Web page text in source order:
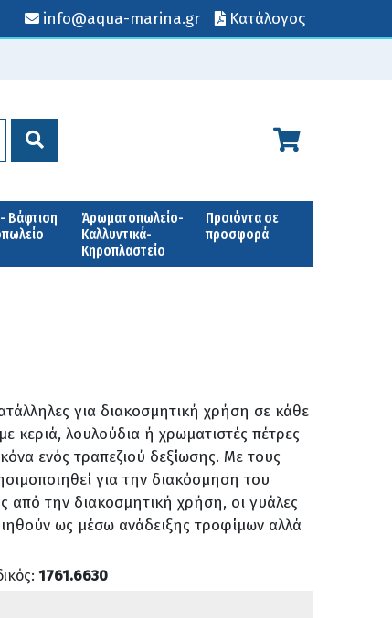
info@aqua-marina.gr Κατάλογος
Βάφτιση
Άρωματοπωλείο-
Καλλυντικά-
Κηροπλαστείο
Προιόντα σε
προσφορά
για διακοσμητική χρήση σε κάθε
κεριά, λουλούδια ή χρωματιστές πέτρες
ενός τραπεζιού δεξίωσης. Με τους
για την διακόσμηση του
την διακοσμητική χρήση, οι γυάλες
ως μέσω ανάδειξης τροφίμων αλλά
1761.6630